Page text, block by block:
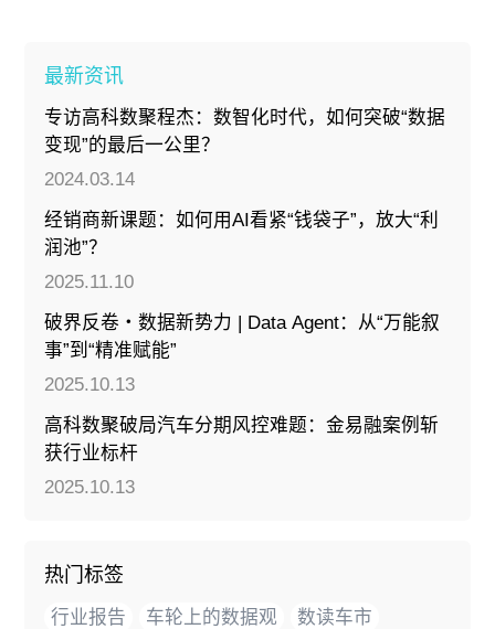
最新资讯
专访高科数聚程杰：数智化时代，如何突破“数据
变现”的最后一公里？
2024.03.14
经销商新课题：如何用AI看紧“钱袋子”，放大“利
润池”？
2025.11.10
破界反卷・数据新势力 | Data Agent：从“万能叙
事”到“精准赋能”
2025.10.13
高科数聚破局汽车分期风控难题：金易融案例斩
获行业标杆
2025.10.13
热门标签
行业报告 车轮上的数据观 数读车市